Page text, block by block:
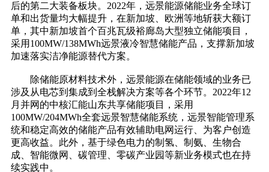
后的第二大装备板块。2022年，远景能源储能业务全球订
单和出货量均大幅提升，在新加坡、欧洲等地斩获大额订
单，其中新加坡首个百兆瓦级裕廊岛大型独立储能项目，
采用100MW/138MWh远景液冷智慧储能产品，支撑新加坡
加速落实洁净能源替代方案。
除储能原材料技术外，远景能源在储能领域的业务已
涉及从电芯到集成到全栈解决方案等各个环节。2022年12
月并网的中核汇能山东共享储能项目，采用
100MW/204MWh全套远景智慧储能系统，远景智能管理系
统和稳定高效的储能产品有效辅助电网运行、为客户创造
更高收益。此外，基于绿色电力的制氢、制氨、生物合
成、智能微网、碳管理、零碳产业园等新业务模式也在持
续实践中。